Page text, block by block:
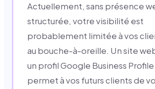
Actuellement, sans présence
structurée, votre visibilité est
probablement limitée à vos
au bouche-à-oreille. Un site
un profil Google Business
permet à vos futurs clients de